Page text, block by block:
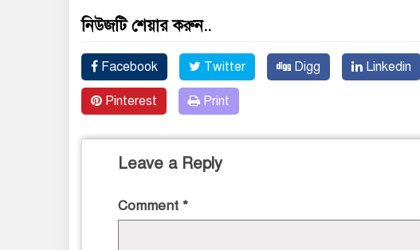
নিউজটি শেয়ার করুন..
Facebook Twitter Digg Linkedin
Pinterest Print
Leave a Reply
Comment *